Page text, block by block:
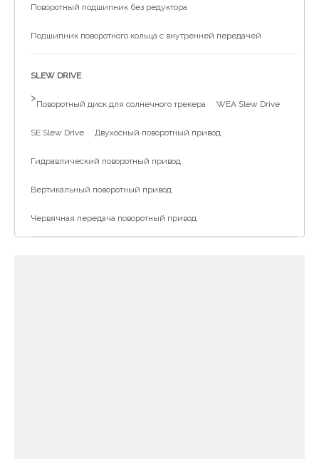
Поворотный подшипник без редуктора
Подшипник поворотного кольца с внутренней передачей
SLEW DRIVE
>
Поворотный диск для солнечного трекера WEA Slew Drive
SE Slew Drive Двухосный поворотный привод
Гидравлический поворотный привод
Вертикальный поворотный привод
Червячная передача поворотный привод